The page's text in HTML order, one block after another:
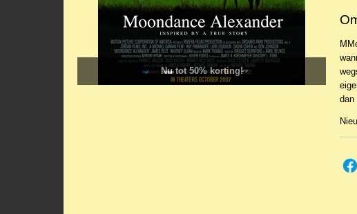
Nu tot 50% korting!
dan